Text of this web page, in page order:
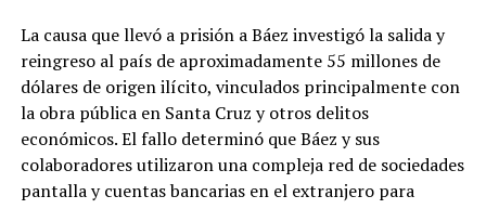
La causa que llevó a prisión a Báez investigó la salida y
reingreso al país de aproximadamente 55 millones de
dólares de origen ilícito, vinculados principalmente con
la obra pública en Santa Cruz y otros delitos
económicos. El fallo determinó que Báez y sus
colaboradores utilizaron una compleja red de sociedades
pantalla y cuentas bancarias en el extranjero para